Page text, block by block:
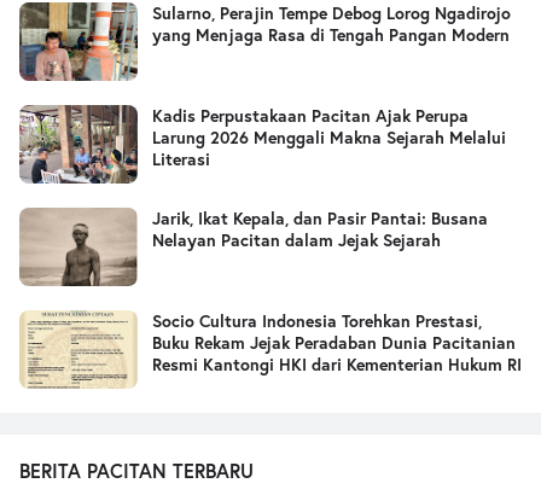
Sularno, Perajin Tempe Debog Lorog Ngadirojo
yang Menjaga Rasa di Tengah Pangan Modern
Kadis Perpustakaan Pacitan Ajak Perupa
Larung 2026 Menggali Makna Sejarah Melalui
Literasi
Jarik, Ikat Kepala, dan Pasir Pantai: Busana
Nelayan Pacitan dalam Jejak Sejarah
Socio Cultura Indonesia Torehkan Prestasi,
Buku Rekam Jejak Peradaban Dunia Pacitanian
Resmi Kantongi HKI dari Kementerian Hukum RI
BERITA PACITAN TERBARU